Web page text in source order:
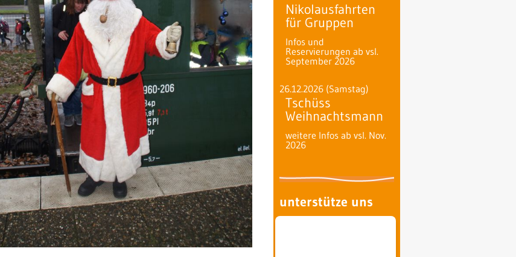
Nikolausfahrten
für Gruppen
Infos und
Reservierungen ab vsl.
September 2026
26.12.2026 (Samstag)
Tschüss
Weihnachtsmann
weitere Infos ab vsl. Nov.
2026
unterstütze uns